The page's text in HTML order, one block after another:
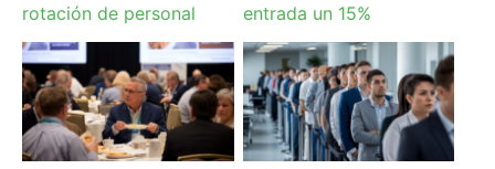
rotación de personal
entrada un 15%